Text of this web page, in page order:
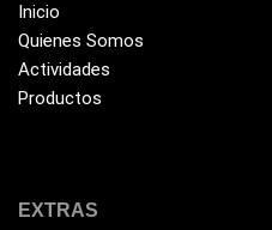
Inicio
Quienes Somos
Actividades
Productos
EXTRAS